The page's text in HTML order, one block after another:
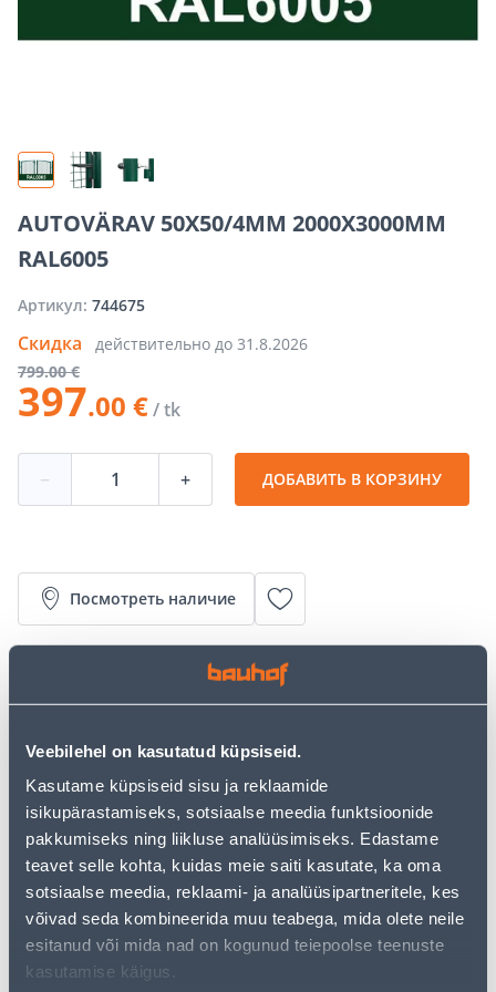
Veebilehel on kasutatud küpsiseid.
Kasutame küpsiseid sisu ja reklaamide
isikupärastamiseks, sotsiaalse meedia funktsioonide
pakkumiseks ning liikluse analüüsimiseks. Edastame
teavet selle kohta, kuidas meie saiti kasutate, ka oma
sotsiaalse meedia, reklaami- ja analüüsipartneritele, kes
võivad seda kombineerida muu teabega, mida olete neile
esitanud või mida nad on kogunud teiepoolse teenuste
kasutamise käigus.
AUTOVÄRAV 50X50/4MM 2000X3000MM
RAL6005
Артикул: 744675
Скидка действительно до 31.8.2026
799.00 €
397.00 €/ tk
− + ДОБАВИТЬ В КОРЗИНУ
Посмотреть наличие
• 14-päevane tagastusõigus.
Калькулятор рассрочки
Депозит Платежи
Ежемесячный платеж 66.17 €